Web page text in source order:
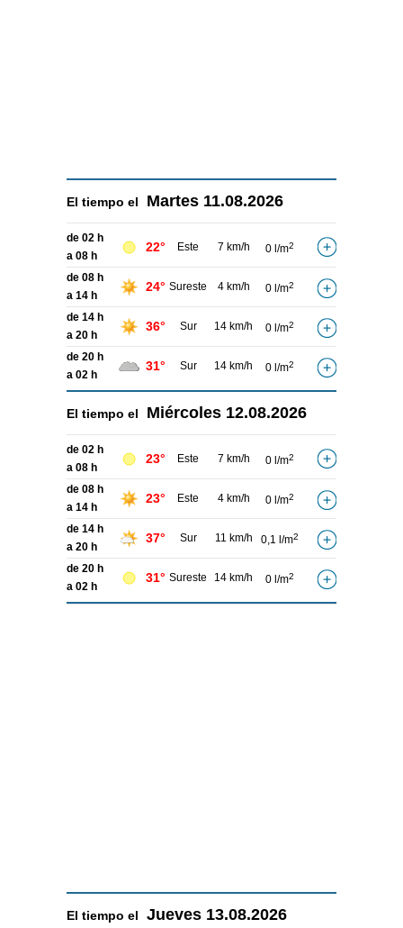
El tiempo el Martes 11.08.2026
de 02 h
a 08 h
22° Este 7 km/h 0 l/m2
de 08 h
a 14 h
24° Sureste 4 km/h 0 l/m2
de 14 h
a 20 h
36° Sur 14 km/h 0 l/m2
de 20 h
a 02 h
31° Sur 14 km/h 0 l/m2
El tiempo el Miércoles 12.08.2026
de 02 h
a 08 h
23° Este 7 km/h 0 l/m2
de 08 h
a 14 h
23° Este 4 km/h 0 l/m2
de 14 h
a 20 h
37° Sur 11 km/h 0,1 l/m2
de 20 h
a 02 h
31° Sureste 14 km/h 0 l/m2
El tiempo el Jueves 13.08.2026